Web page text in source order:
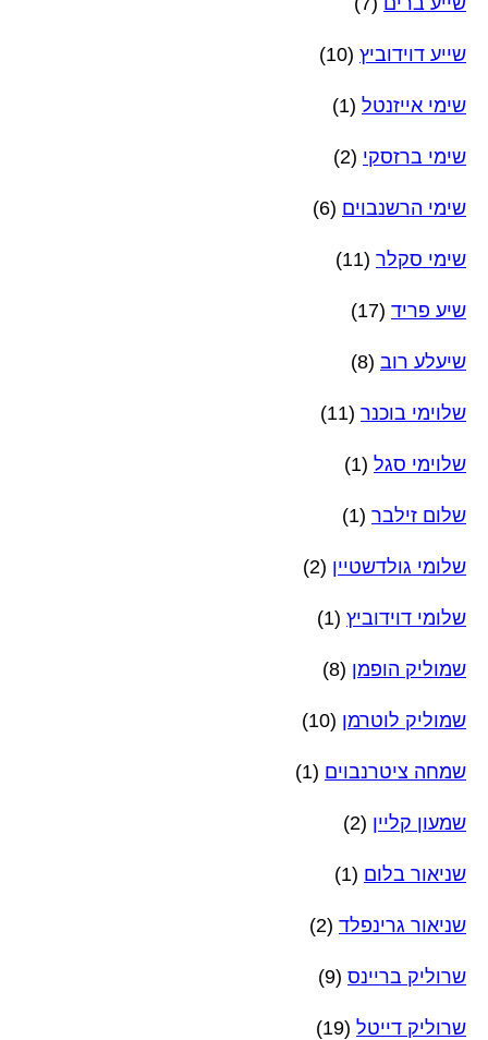
שייע דוידוביץ (10)
שימי אייזנטל (1)
שימי ברזסקי (2)
שימי הרשנבוים (6)
שימי סקלר (11)
שיע פריד (17)
שיעלע רוב (8)
שלוימי בוכנר (11)
שלוימי סגל (1)
שלום זילבר (1)
שלומי גולדשטיין (2)
שלומי דוידוביץ (1)
שמוליק הופמן (8)
שמוליק לוטרמן (10)
שמחה ציטרנבוים (1)
שמעון קליין (2)
שניאור בלום (1)
שניאור גרינפלד (2)
שרוליק בריינס (9)
שרוליק דייטל (19)